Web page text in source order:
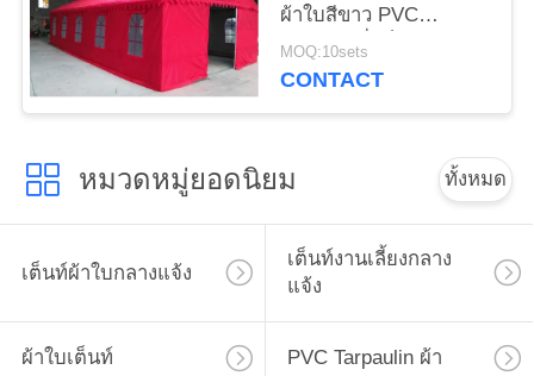
ผ้าใบสีขาว PVC
500gsm ที่แข็งแรง
MOQ:10sets
CONTACT
หมวดหมู่ยอดนิยม ทั้งหมด
เต็นท์ผ้าใบกลางแจ้ง
เต็นท์งานเลี้ยงกลาง
แจ้ง
ผ้าใบเต็นท์ PVC Tarpaulin ผ้า